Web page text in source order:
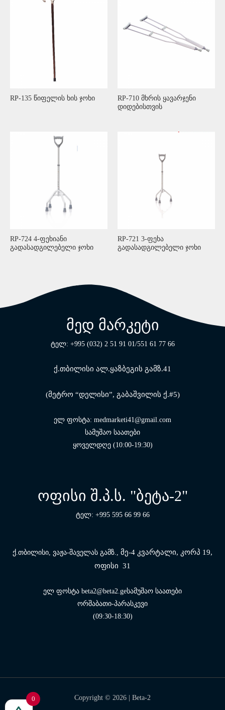
RP-135 წიფელის ხის ჯოხი
RP-710 მხრის ყავარჯენი
დიდებისთვის
RP-724 4-ფეხიანი
გადასადგილებელი ჯოხი
RP-721 3-ფეხა
გადასადგილებელი ჯოხი
მედ მარკეტი
ტელ: +995 (032) 2 51 91 01/551 61 77 66
ქ.თბილისი ალ.ყაზბეგის გამზ.41
(მეტრო “დელისი”, გაბაშვილის ქ.#5)
ელ ფოსტა: medmarketi41@gmail.com
სამუშაო საათები
ყოველდღე (10:00-19:30)
ოფისი შ.პ.ს. "ბეტა-2"
ტელ: +995 595 66 99 66
ქ.თბილისი, ვაჟა-შაველას გამზ., მე-4 კვარტალი, კორპ 19,
ოფისი 31
ელ ფოსტა beta2@beta2.geსამუშაო საათები
ორშაბათი-პარასკევი
(09:30-18:30)
Copyright © 2026 | Beta-2
0